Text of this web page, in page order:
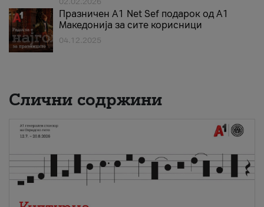
Празничен A1 Net Sеf подарок од А1
Македонија за сите корисници
04.12.2025
Слични содржини